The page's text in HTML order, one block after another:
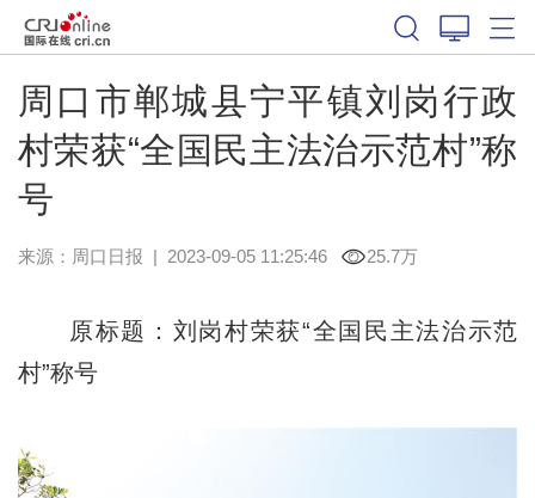
周口市郸城县宁平镇刘岗行政
村荣获“全国民主法治示范村”称
号
来源： 周口日报 | 2023-09-05 11:25:46 25.7万
原标题：刘岗村荣获“全国民主法治示范
村”称号